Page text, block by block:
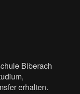
Biberach
erhalten.